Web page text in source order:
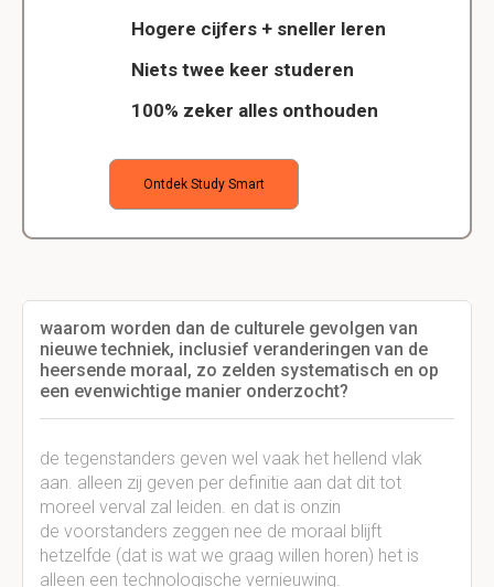
Hogere cijfers + sneller leren
Niets twee keer studeren
100% zeker alles onthouden
Ontdek Study Smart
waarom worden dan de culturele gevolgen van
nieuwe techniek, inclusief veranderingen van de
heersende moraal, zo zelden systematisch en op
een evenwichtige manier onderzocht?
de tegenstanders geven wel vaak het hellend vlak
aan. alleen zij geven per definitie aan dat dit tot
moreel verval zal leiden. en dat is onzin
de voorstanders zeggen nee de moraal blijft
hetzelfde (dat is wat we graag willen horen) het is
alleen een technologische vernieuwing.